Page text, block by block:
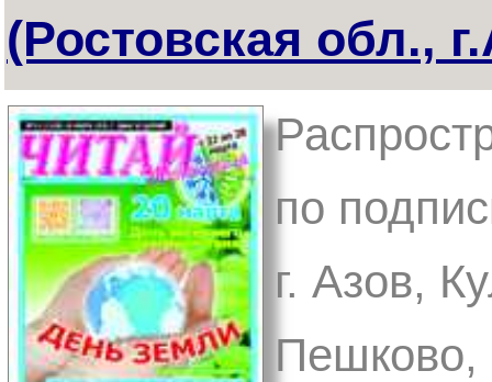
(Ростовская обл.,
по
г. Азов,
Пешково,